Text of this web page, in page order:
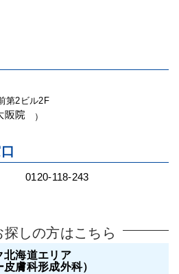
第2ビル2F
）
0120-118-243
しの方はこちら
北海道エリア
膚科形成外科）